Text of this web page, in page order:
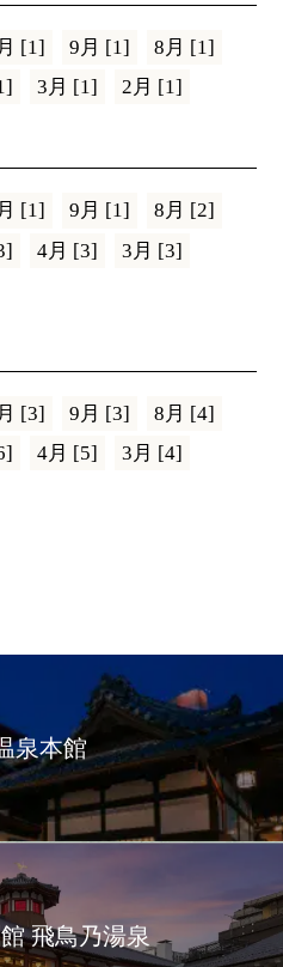
[1] 9月 [1]
8月 [1]
3月 [1] 2月 [1]
[1] 9月 [1]
8月 [2]
4月 [3]
3月 [3]
[3] 9月 [3]
8月 [4]
4月 [5]
3月 [4]
泉本館
飛鳥乃湯泉